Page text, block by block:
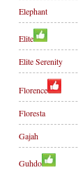
Elephant
Elite
Elite Serenity
Florence
Floresta
Gajah
Guhdo